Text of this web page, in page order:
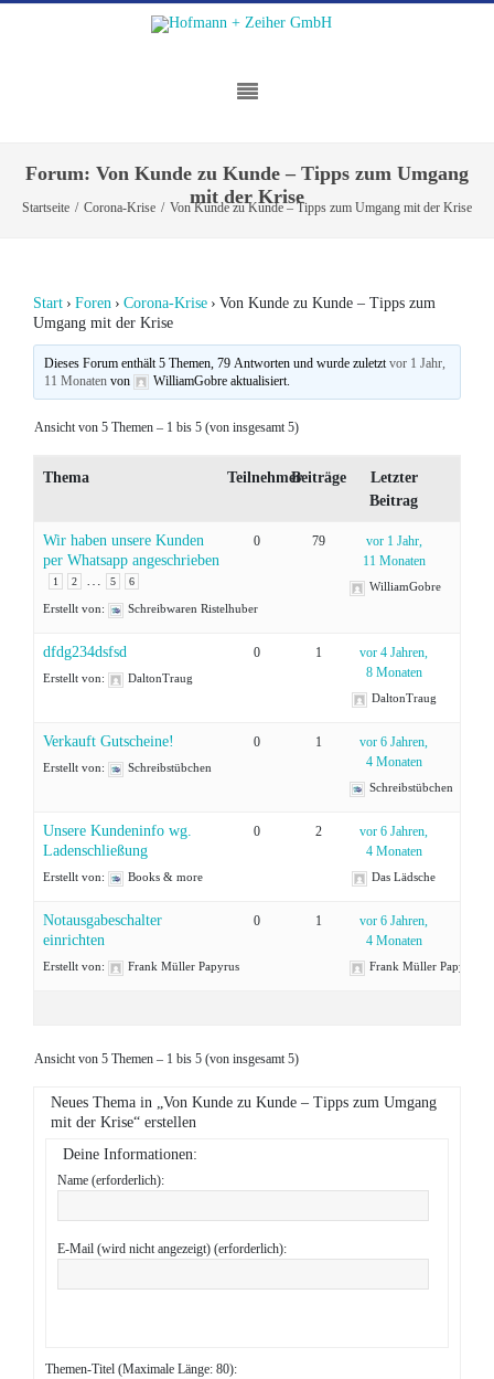
Forum: Von Kunde zu Kunde – Tipps zum Umgang
mit der Krise
Startseite / Corona-Krise / Von Kunde zu Kunde – Tipps zum Umgang mit der Krise
Start › Foren › Corona-Krise › Von Kunde zu Kunde – Tipps zum
Umgang mit der Krise
Dieses Forum enthält 5 Themen, 79 Antworten und wurde zuletztvor 1 Jahr,
11 Monaten von WilliamGobre aktualisiert.
Ansicht von 5 Themen – 1 bis 5 (von insgesamt 5)
Thema TeilnehmerBeiträge
Letzter
Beitrag
Wir haben unsere Kunden
per Whatsapp angeschrieben
1 2 … 5 6
Erstellt von: Schreibwaren Ristelhuber
0 79
vor 1 Jahr,
11 Monaten
WilliamGobre
dfdg234dsfsd
Erstellt von: DaltonTraug
0 1
vor 4 Jahren,
8 Monaten
DaltonTraug
Verkauft Gutscheine!
Erstellt von: Schreibstübchen
0 1
vor 6 Jahren,
4 Monaten
Schreibstübchen
Unsere Kundeninfo wg.
Ladenschließung
Erstellt von: Books & more
0 2
vor 6 Jahren,
4 Monaten
Das Lädsche
Notausgabeschalter
einrichten
Erstellt von: Frank Müller Papyrus
0 1
vor 6 Jahren,
4 Monaten
Frank Müller Papyrus
Ansicht von 5 Themen – 1 bis 5 (von insgesamt 5)
Neues Thema in „Von Kunde zu Kunde – Tipps zum Umgang
mit der Krise“ erstellen
Deine Informationen:
Name (erforderlich):
E-Mail (wird nicht angezeigt) (erforderlich):
Themen-Titel (Maximale Länge: 80):